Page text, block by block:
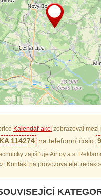
Kalendář akcí zobrazoval mezi
114274 na telefonní číslo
zajišťuje Airtoy a.s.
Kontakt na provozovatele: